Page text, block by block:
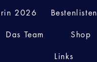
2026 Bestenlisten
Das Team Shop
Links